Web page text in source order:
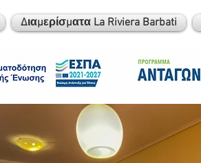
Διαμερίσματα La Riviera Barbati